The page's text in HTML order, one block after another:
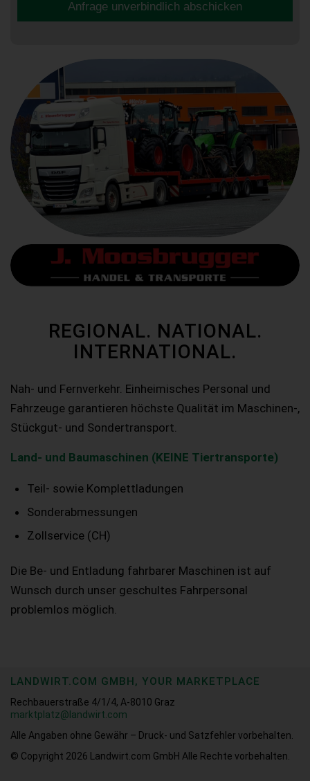
Anfrage unverbindlich abschicken
REGIONAL. NATIONAL.
INTERNATIONAL.
Nah- und Fernverkehr. Einheimisches Personal und
Fahrzeuge garantieren höchste Qualität im Maschinen-,
Stückgut- und Sondertransport.
Land- und Baumaschinen (KEINE Tiertransporte)
Teil- sowie Komplettladungen
Sonderabmessungen
Zollservice (CH)
Die Be- und Entladung fahrbarer Maschinen ist auf
Wunsch durch unser geschultes Fahrpersonal
problemlos möglich.
LANDWIRT.COM GMBH, YOUR MARKETPLACE
Rechbauerstraße 4/1/4, A-8010 Graz
marktplatz@landwirt.com
Alle Angaben ohne Gewähr – Druck- und Satzfehler vorbehalten.
© Copyright 2026
Landwirt.com GmbH Alle Rechte vorbehalten.